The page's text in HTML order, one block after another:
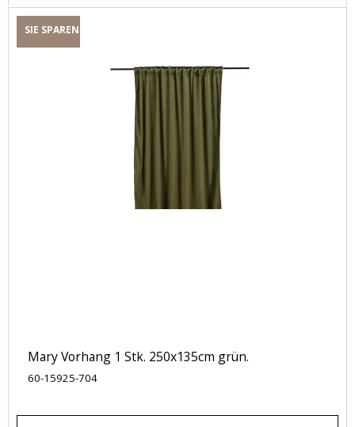
SIE SPAREN
Mary Vorhang 1 Stk. 250x135cm grün.
60-15925-704